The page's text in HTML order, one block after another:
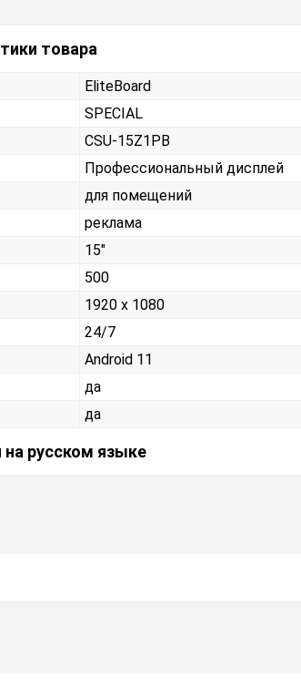
товара
EliteBoard
SPECIAL
CSU-15Z1PB
Профессиональный дисплей
для помещений
реклама
15"
500
1920 x 1080
24/7
Android 11
да
да
на русском языке